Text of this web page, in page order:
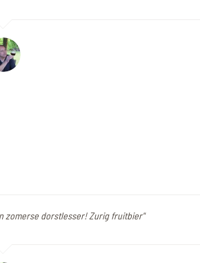
zomerse dorstlesser! Zurig fruitbier"